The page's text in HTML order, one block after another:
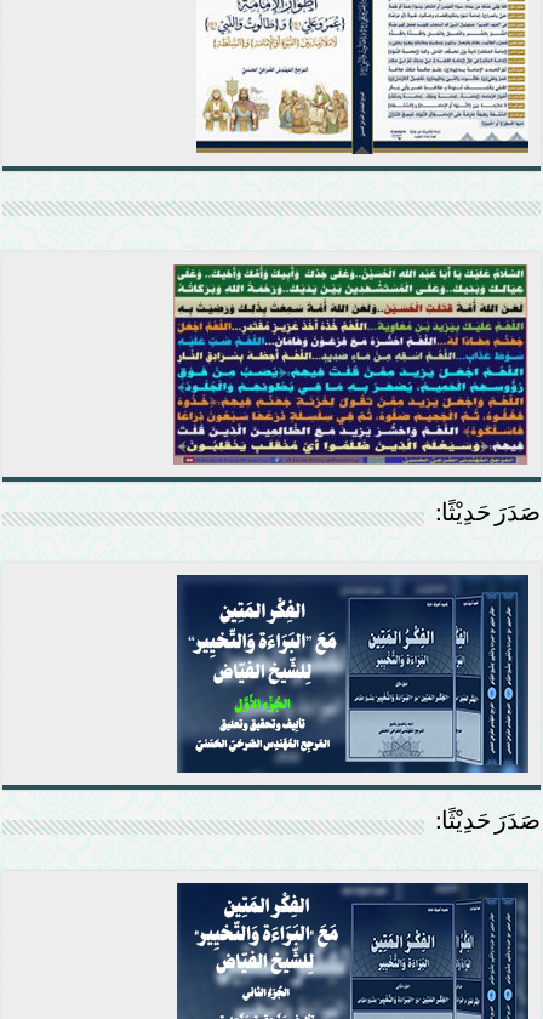
صَدَرَ حَدِيْثًا:
صَدَرَ حَدِيْثًا: